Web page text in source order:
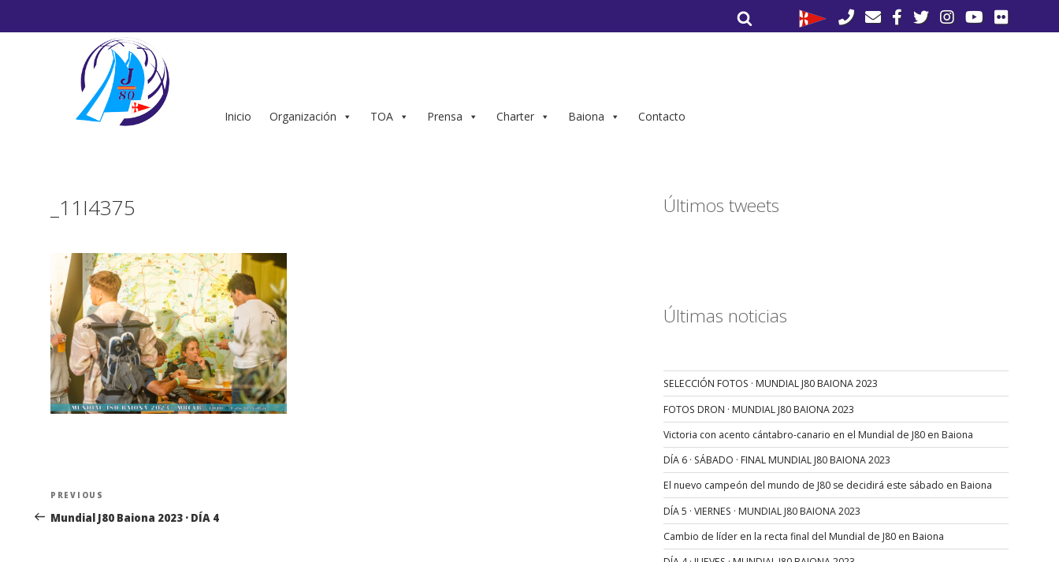
por:
Inicio Organización TOA Prensa Charter Baiona Contacto
_11I4375
Navegación
de
Previous
Post
PREVIOUS
Mundial J80 Baiona 2023 · DÍA 4
Últimos tweets
Últimas noticias
SELECCIÓN FOTOS · MUNDIAL J80 BAIONA 2023
FOTOS DRON · MUNDIAL J80 BAIONA 2023
Victoria con acento cántabro-canario en el Mundial de J80 en Baiona
DÍA 6 · SÁBADO · FINAL MUNDIAL J80 BAIONA 2023
El nuevo campeón del mundo de J80 se decidirá este sábado en Baiona
DÍA 5 · VIERNES · MUNDIAL J80 BAIONA 2023
Cambio de líder en la recta final del Mundial de J80 en Baiona